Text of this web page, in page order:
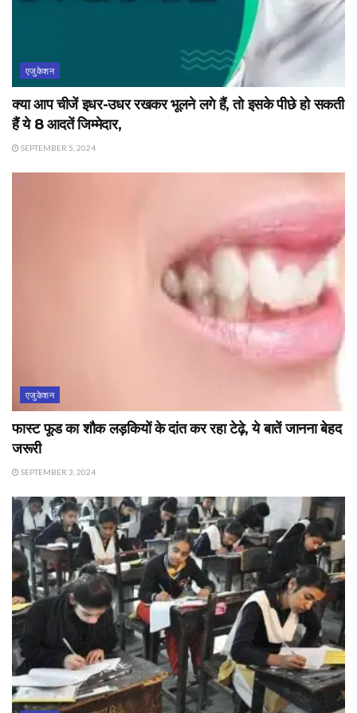
एजुकेशन
क्या आप चीजें इधर-उधर रखकर भूलने लगे हैं, तो इसके पीछे हो सकती
हैं ये 8 आदतें जिम्मेदार,
SEPTEMBER 5, 2024
एजुकेशन
फास्ट फूड का शौक लड़कियों के दांत कर रहा टेढ़े, ये बातें जानना बेहद
जरूरी
SEPTEMBER 3, 2024